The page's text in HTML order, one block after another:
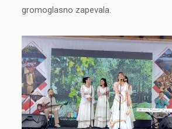
gromoglasno zapevala.